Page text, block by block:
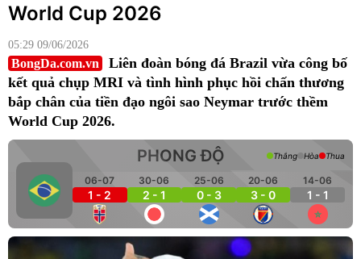
World Cup 2026
05:29 09/06/2026
BongDa.com.vn
Liên đoàn bóng đá Brazil vừa công bố
kết quả chụp MRI và tình hình phục hồi chấn thương
bắp chân của tiền đạo ngôi sao Neymar trước thềm
World Cup 2026.
PHONG ĐỘ
06-07
1 - 2
30-06
2 - 1
25-06
0 - 3
20-06
3 - 0
14-06
1 - 1
Thắng Hòa Thua